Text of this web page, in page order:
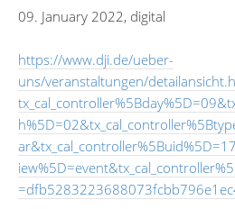
09. January 2022, digital
https://www.dji.de/ueber-
uns/veranstaltungen/